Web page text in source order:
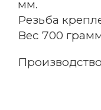
мм.
Резьба
Вес 700